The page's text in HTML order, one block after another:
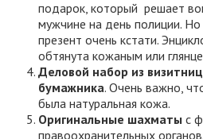
подарок, который решает
мужчине на день полиции.
презент очень кстати.
обтянута кожаным или
Деловой набор из
бумажника. Очень важно,
была натуральная кожа.
Оригинальные шахматы с
правоохранительных